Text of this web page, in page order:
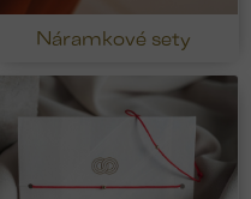
Náramkové sety